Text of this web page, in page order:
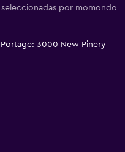
por momondo
3000 New Pinery